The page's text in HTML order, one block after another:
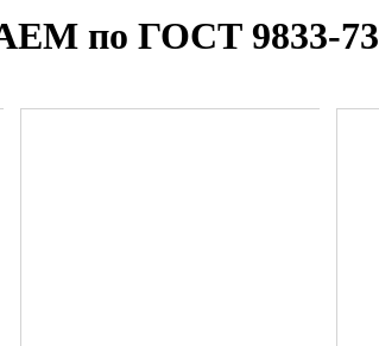
по ГОСТ 9833-73